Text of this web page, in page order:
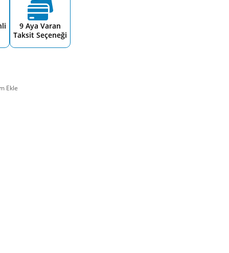
9 Aya Varan
Taksit Seçeneği
Ekle